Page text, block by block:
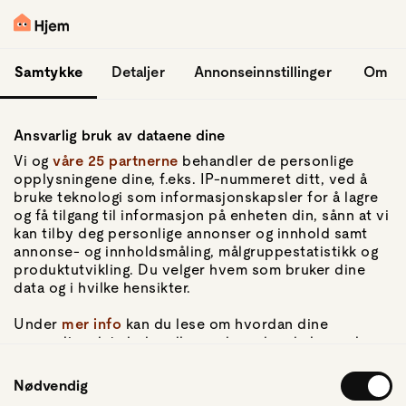
Samtykke Detaljer Annonseinnstillinger Om
Ansvarlig bruk av dataene dine
Vi og våre 25 partnerne behandler de personlige
opplysningene dine, f.eks. IP-nummeret ditt, ved å
bruke teknologi som informasjonskapsler for å lagre
og få tilgang til informasjon på enheten din, sånn at vi
kan tilby deg personlige annonser og innhold samt
annonse- og innholdsmåling, målgruppestatistikk og
produktutvikling. Du velger hvem som bruker dine
data og i hvilke hensikter.
Under mer info kan du lese om hvordan dine
personlige data behandles og hvordan du kan velge
trekke tilbake ditt samtykke fra erklæringen om
informasjonskapsler.
Nødvendig
Gå til forsiden
Om Hjem
Om oss
Kundeservice
Artikler
Personvern